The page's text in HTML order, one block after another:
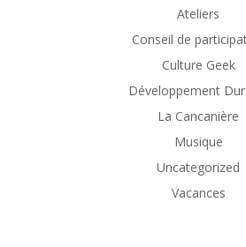
Ateliers
Conseil de
Culture Geek
Développement
La Cancanière
Musique
Uncategorized
Vacances